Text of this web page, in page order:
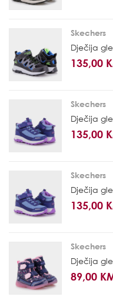
Skechers
Dječija
135,00
Skechers
Dječija
135,00
Skechers
Dječija
135,00
Skechers
Dječija
89,00